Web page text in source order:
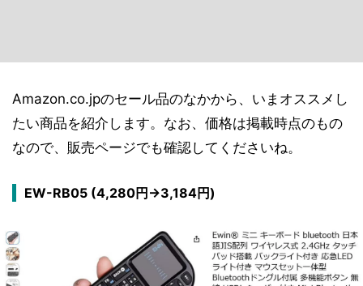
Amazon.co.jpのセール品のなかから、いまオススメし
たい商品を紹介します。なお、価格は掲載時点のもの
なので、販売ページでも確認してくださいね。
EW-RB05 (4,280円→3,184円)